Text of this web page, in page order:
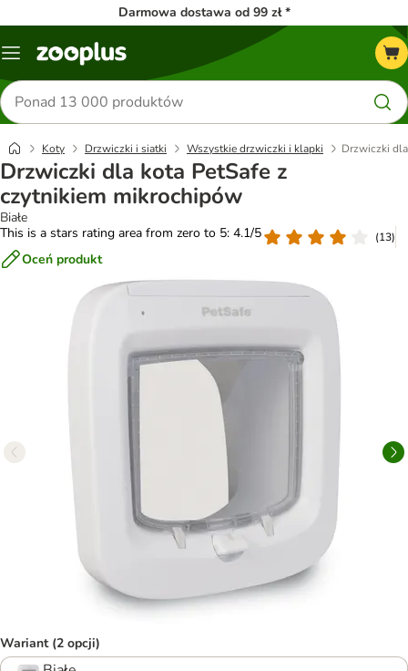
Darmowa dostawa od 99 zł *
Menu
Szukaj
produktów
Koty Drzwiczki i siatki Wszystkie drzwiczki i klapki Drzwiczki
Drzwiczki dla kota PetSafe z
czytnikiem mikrochipów
Białe
This is a stars rating area from zero to 5: 4.1/5
(13)
Oceń produkt
Wariant (2 opcji)